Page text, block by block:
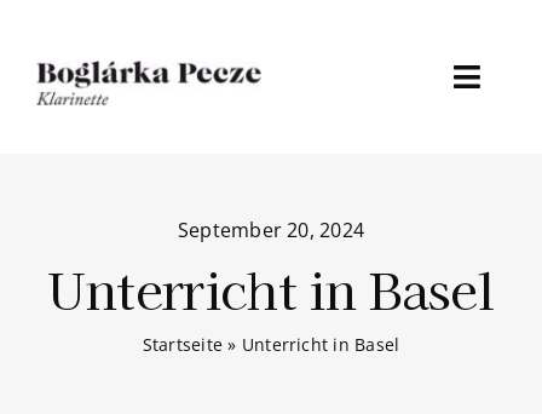
springen
Discografie
September 20, 2024
Unterricht in Basel
Startseite » Unterricht in Basel